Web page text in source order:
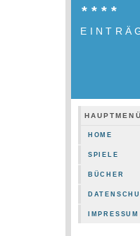
****
HAUPTMENÜ
HOME
SPIELE
BÜCHER